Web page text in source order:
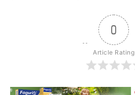
0
Article Rating